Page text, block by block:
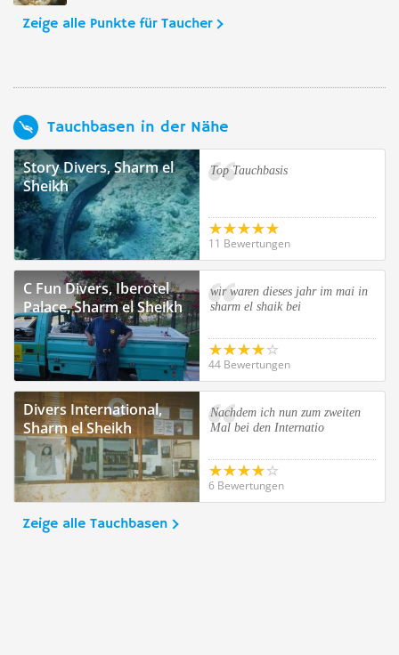
Zeige alle Punkte für Taucher
Tauchbasen in der Nähe
Story Divers, Sharm el
Sheikh
Top Tauchbasis
11 Bewertungen
C Fun Divers, Iberotel
Palace, Sharm el Sheikh
wir waren dieses jahr im mai in
sharm el shaik bei
44 Bewertungen
Divers International,
Sharm el Sheikh
Nachdem ich nun zum zweiten
Mal bei den Internatio
6 Bewertungen
Zeige alle Tauchbasen